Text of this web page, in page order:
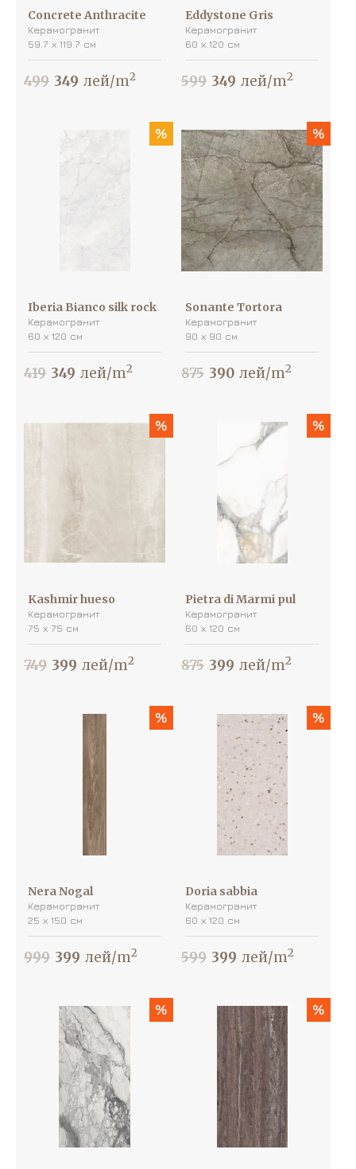
Concrete Anthracite
Керамогранит
59.7 х 119.7 см
499 349 лей/m2
Eddystone Gris
Керамогранит
60 х 120 см
599 349 лей/m2
%
Iberia Bianco silk rock
Керамогранит
60 х 120 см
419 349 лей/m2
%
Sonante Tortora
Керамогранит
90 х 90 см
875 390 лей/m2
%
Kashmir hueso
Керамогранит
75 х 75 см
749 399 лей/m2
%
Pietra di Marmi pul
Керамогранит
60 х 120 см
875 399 лей/m2
%
Nera Nogal
Керамогранит
25 х 150 см
999 399 лей/m2
%
Doria sabbia
Керамогранит
60 х 120 см
599 399 лей/m2
% %